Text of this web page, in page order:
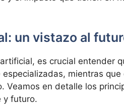
un vistazo al
es crucial entender
mientras que
Veamos en detalle los
y futuro.